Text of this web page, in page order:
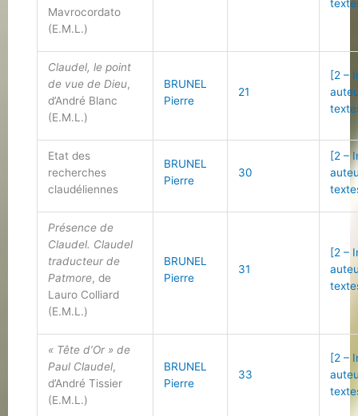
Mavrocordato
(E.M.L.)
Claudel, le point
de vue de Dieu,
d’André Blanc
(E.M.L.)
BRUNEL
Pierre
21
[2 –
Etat des
recherches
claudéliennes
BRUNEL
Pierre
30
[2 –
Présence de
Claudel. Claudel
traducteur de
Patmore, de
Lauro Colliard
(E.M.L.)
BRUNEL
Pierre
31
[2 –
« Tête d’Or » de
Paul Claudel,
d’André Tissier
(E.M.L.)
BRUNEL
Pierre
33
[2 –